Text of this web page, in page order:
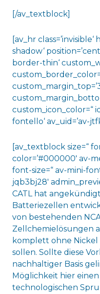
[/av_textblock]
[av_hr class=’invisible‘
shadow‘
border-thin‘
custom_icon_color=“
fontello‘ av_uid=’av-
[av_textblock size=“
color=’#000000′ av-
font-size=“ av-mini-
jqb3bj28′
CATL hat
Batteriezellen
von bestehenden
Zellchemielösungen
komplett ohne
sollen. Sollte diese
nachhaltiger Basis
Möglichkeit hier
technologischen